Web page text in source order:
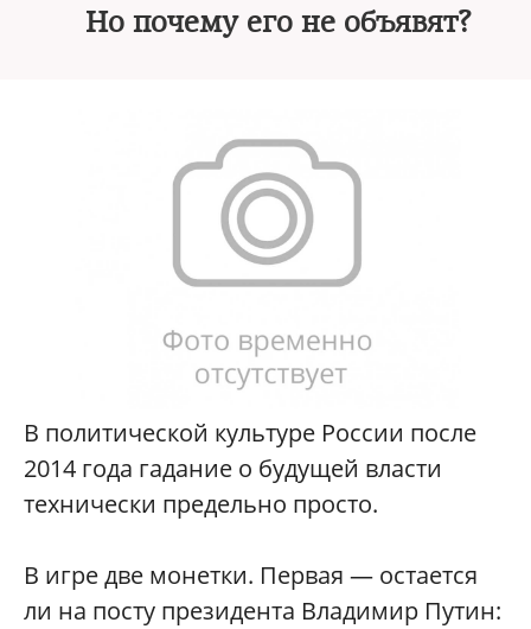
Но почему его не объявят?
В политической культуре России после
2014 года гадание о будущей власти
технически предельно просто.
В игре две монетки. Первая — остается
ли на посту президента Владимир Путин: